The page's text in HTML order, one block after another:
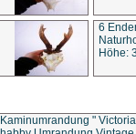
6
Höhe:
"